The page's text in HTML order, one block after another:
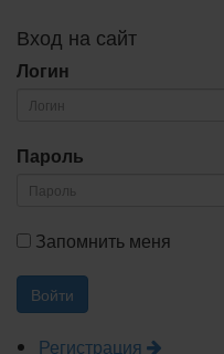
Вход на сайт
Логин
Пароль
Запомнить меня
Регистрация